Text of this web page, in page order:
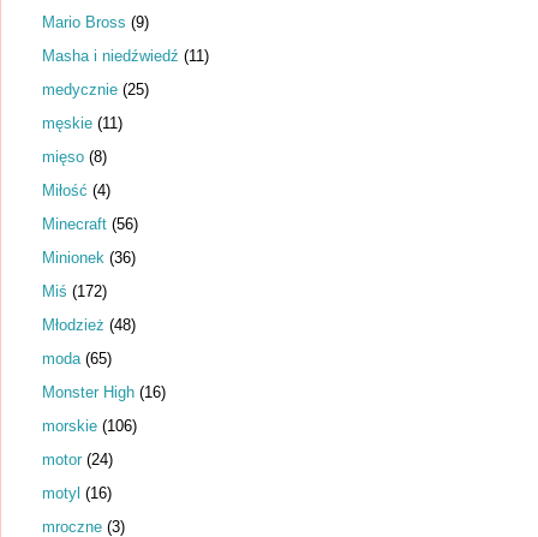
Mario Bross (9)
Masha i niedźwiedź (11)
medycznie (25)
męskie (11)
mięso (8)
Miłość (4)
Minecraft (56)
Minionek (36)
Miś (172)
Młodzież (48)
moda (65)
Monster High (16)
morskie (106)
motor (24)
motyl (16)
mroczne (3)